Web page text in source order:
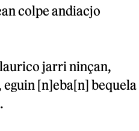
colpe andiacjo
jarri ninçan,
[n]eba[n] bequela